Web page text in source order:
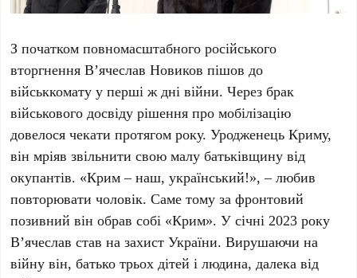
З початком повномасштабного російського
вторгнення В’ячеслав Новиков пішов до
військкомату у перші ж дні війни. Через брак
військового досвіду рішення про мобілізацію
довелося чекати протягом року. Уродженець Криму,
він мріяв звільнити свою малу батьківщину від
окупантів. «Крим – наш, український!», – любив
повторювати чоловік. Саме тому за фронтовий
позивний він обрав собі «Крим». У січні 2023 року
В’ячеслав став на захист України. Вирушаючи на
війну він, батько трьох дітей і людина, далека від